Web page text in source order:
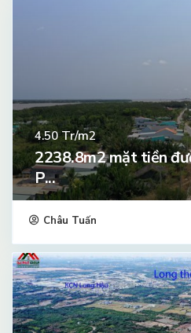
4.50Tr/m2
2238.8m2 mặt tiền
P...
Châu Tuấn